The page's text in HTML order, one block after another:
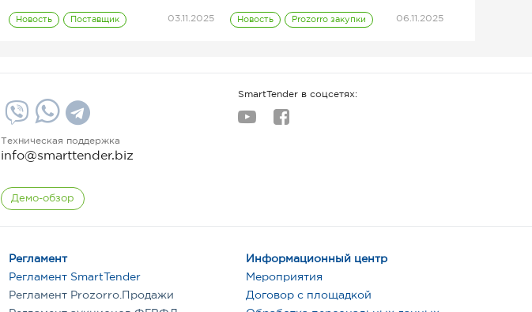
народження
Новость Поставщик 03.11.2025 Новость Prozorro закупки 06.11.2025
Техническая поддержка
info@smarttender.biz
Демо-обзор
SmartTender в соцсетях:
Регламент
Регламент SmartTender
Регламент Prozorro.Продажи
Информационный центр
Мероприятия
Договор с площадкой